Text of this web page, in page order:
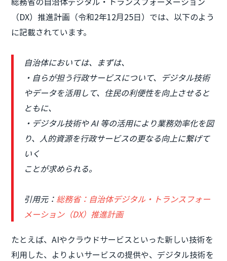
（DX）推進計画（令和2年12月25日）では、以下のよう
に記載されています。
自治体においては、まずは、
・自らが担う行政サービスについて、デジタル技術
やデータを活用して、住民の利便性を向上させると
ともに、
・デジタル技術や AI 等の活用により業務効率化を図
り、人的資源を行政サービスの更なる向上に繋げて
いく
ことが求められる。
引用元：総務省：自治体デジタル・トランスフォー
メーション（DX）推進計画
たとえば、AIやクラウドサービスといった新しい技術を
利用した、よりよいサービスの提供や、デジタル技術を